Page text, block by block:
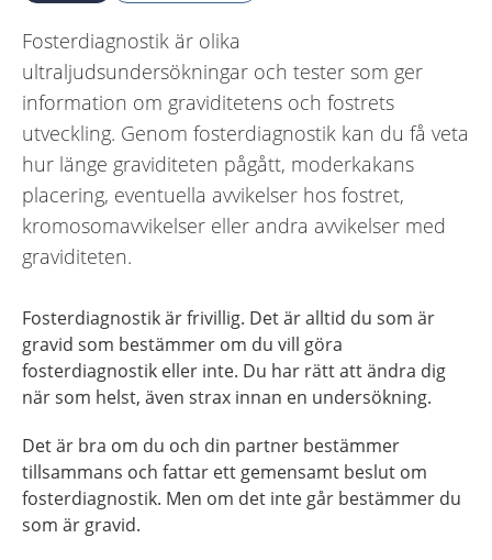
Fosterdiagnostik är olika
ultraljudsundersökningar och tester som ger
information om graviditetens och fostrets
utveckling. Genom fosterdiagnostik kan du få veta
hur länge graviditeten pågått, moderkakans
placering, eventuella avvikelser hos fostret,
kromosomavvikelser eller andra avvikelser med
graviditeten.
Fosterdiagnostik är frivillig. Det är alltid du som är
gravid som bestämmer om du vill göra
fosterdiagnostik eller inte. Du har rätt att ändra dig
när som helst, även strax innan en undersökning.
Det är bra om du och din partner bestämmer
tillsammans och fattar ett gemensamt beslut om
fosterdiagnostik. Men om det inte går bestämmer du
som är gravid.